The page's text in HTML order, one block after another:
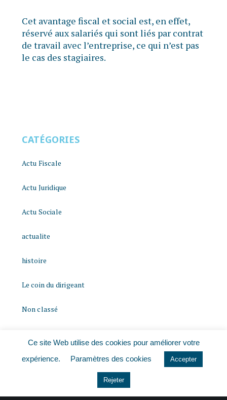
Cet avantage fiscal et social est, en effet,
réservé aux salariés qui sont liés par contrat
de travail avec l’entreprise, ce qui n’est pas
le cas des stagiaires.
CATÉGORIES
Actu Fiscale
Actu Juridique
Actu Sociale
actualite
histoire
Le coin du dirigeant
Non classé
Ce site Web utilise des cookies pour améliorer votre
expérience.
Paramètres des cookies Accepter
Rejeter